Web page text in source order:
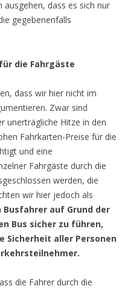
dass es sich nur
gegebenenfalls
die Fahrgäste
dass wir hier nicht im
Zwar sind
unerträgliche Hitze in den
Fahrkarten-Preise für die
und eine
Fahrgäste durch die
werden, die
wir hier jedoch als
Busfahrer auf Grund der
Bus sicher zu führen,
Sicherheit aller Personen
die Fahrer durch die